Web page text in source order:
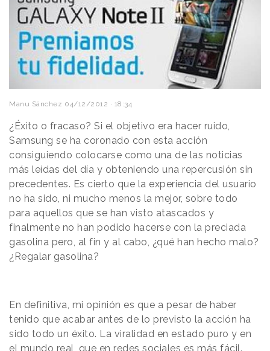
Manu Sánchez 04/12/2012 · 18:34
¿Éxito o fracaso? Si el objetivo era hacer ruido,
Samsung se ha coronado con esta acción
consiguiendo colocarse como una de las noticias
más leídas del día y obteniendo una repercusión sin
precedentes. Es cierto que la experiencia del usuario
no ha sido, ni mucho menos la mejor, sobre todo
para aquellos que se han visto atascados y
finalmente no han podido hacerse con la preciada
gasolina pero, al fin y al cabo, ¿qué han hecho malo?
¿Regalar gasolina?
En definitiva, mi opinión es que a pesar de haber
tenido que acabar antes de lo previsto la acción ha
sido todo un éxito. La viralidad en estado puro y en
el mundo real, que en redes sociales es más fácil.